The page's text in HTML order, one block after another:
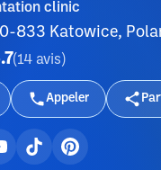
clinic
833 Katowice,
(14 avis )
Appeler